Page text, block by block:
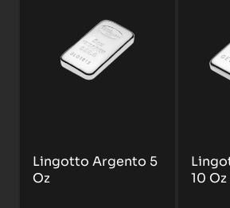
Lingotto Argento 5
Oz
10 Oz